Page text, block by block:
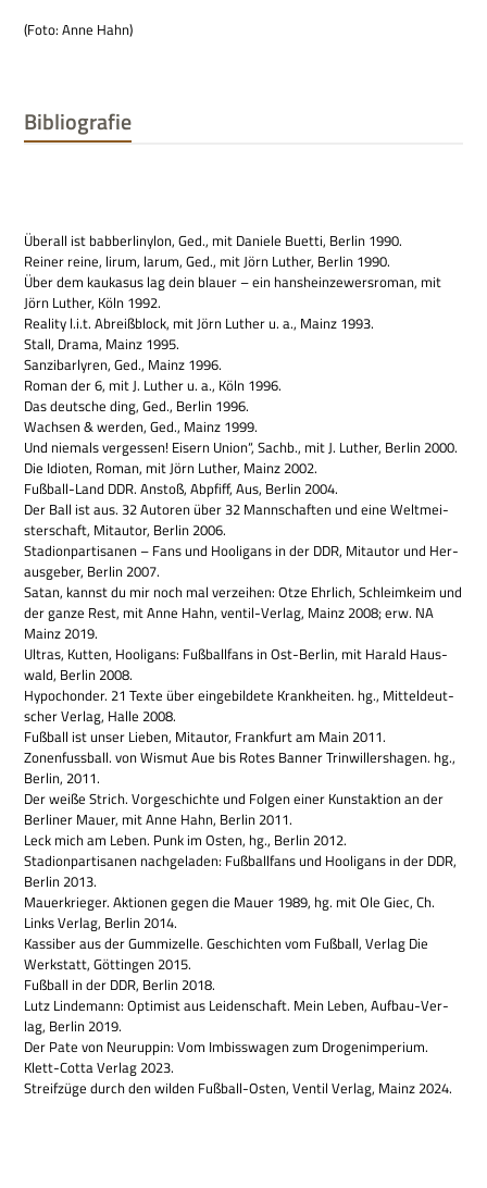
(Foto: Anne Hahn)
Bibliografie
Über­all ist bab­ber­li­nylon, Ged., mit Daniele Buetti, Ber­lin 1990.
Rei­ner reine, lirum, larum, Ged., mit Jörn Luther, Ber­lin 1990.
Über dem kau­ka­sus lag dein blauer – ein hans­hein­ze­wers­ro­man, mit
Jörn Luther, Köln 1992.
Rea­lity l.i.t. Abreiß­block, mit Jörn Luther u. a., Mainz 1993.
Stall, Drama, Mainz 1995.
San­zi­bar­ly­ren, Ged., Mainz 1996.
Roman der 6, mit J. Luther u. a., Köln 1996.
Das deut­sche ding, Ged., Ber­lin 1996.
Wach­sen & wer­den, Ged., Mainz 1999.
Und nie­mals ver­ges­sen! Eisern Union“, Sachb., mit J. Luther, Ber­lin 2000.
Die Idio­ten, Roman, mit Jörn Luther, Mainz 2002.
Fuß­ball-Land DDR. Anstoß, Abpfiff, Aus, Ber­lin 2004.
Der Ball ist aus. 32 Autoren über 32 Mann­schaf­ten und eine Welt­mei­
ster­schaft, Mit­au­tor, Ber­lin 2006.
Sta­di­onpar­ti­sa­nen – Fans und Hoo­li­gans in der DDR, Mit­au­tor und Her­
aus­ge­ber, Ber­lin 2007.
Satan, kannst du mir noch mal ver­zei­hen: Otze Ehr­lich, Schleim­keim und
der ganze Rest, mit Anne Hahn, ven­til-Ver­lag, Mainz 2008; erw. NA
Mainz 2019.
Ultras, Kut­ten, Hoo­li­gans: Fuß­ball­fans in Ost-Ber­lin, mit Harald Haus­
wald, Ber­lin 2008.
Hypo­chon­der. 21 Texte über ein­ge­bil­dete Krank­hei­ten. hg., Mit­tel­deut­
scher Ver­lag, Halle 2008.
Fuß­ball ist unser Lie­ben, Mit­au­tor, Frank­furt am Main 2011.
Zonen­fuss­ball. von Wis­mut Aue bis Rotes Ban­ner Trin­wil­lers­ha­gen. hg.,
Ber­lin, 2011.
Der weiße Strich. Vor­ge­schichte und Fol­gen einer Kunst­ak­tion an der
Ber­li­ner Mauer, mit Anne Hahn, Ber­lin 2011.
Leck mich am Leben. Punk im Osten, hg., Ber­lin 2012.
Sta­di­onpar­ti­sa­nen nach­ge­la­den: Fuß­ball­fans und Hoo­li­gans in der DDR,
Ber­lin 2013.
Mau­er­krie­ger. Aktio­nen gegen die Mauer 1989, hg. mit Ole Giec, Ch.
Links Ver­lag, Ber­lin 2014.
Kas­si­ber aus der Gum­mi­zelle. Geschich­ten vom Fuß­ball, Ver­lag Die
Werk­statt, Göt­tin­gen 2015.
Fuß­ball in der DDR, Ber­lin 2018.
Lutz Lin­de­mann: Opti­mist aus Lei­den­schaft. Mein Leben, Auf­bau-Ver­
lag, Ber­lin 2019.
Der Pate von Neu­rup­pin: Vom Imbiss­wa­gen zum Dro­gen­im­pe­rium.
Klett-Cotta Ver­lag 2023.
Streif­züge durch den wil­den Fuß­ball-Osten, Ven­til Ver­lag, Mainz 2024.